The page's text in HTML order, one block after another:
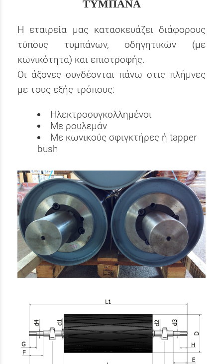
ΤΥΜΠΑΝΑ
Η εταιρεία μας κατασκευάζει διάφορους
τύπους τυμπάνων, οδηγητικών (με
κωνικότητα) και επιστροφής.
Οι άξονες συνδέονται πάνω στις πλήμνες
με τους εξής τρόπους:
Ηλεκτροσυγκολλημένοι
Με ρουλεμάν
Με κωνικούς σφιγκτήρες ή tapper
bush